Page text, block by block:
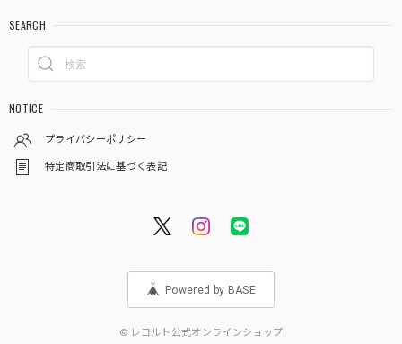
SEARCH
NOTICE
プライバシーポリシー
特定商取引法に基づく表記
Powered by BASE
© レコルト公式オンラインショップ